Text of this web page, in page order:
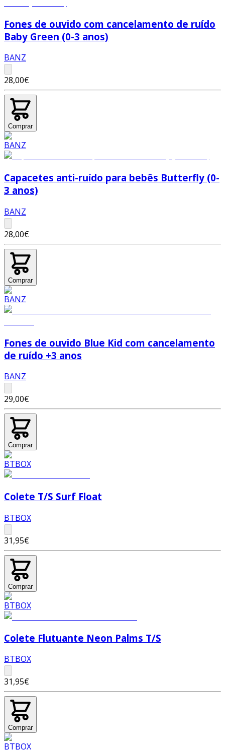
Fones de ouvido com cancelamento de ruído
Baby Green (0-3 anos)
BANZ
28,00€
Comprar
Capacetes anti-ruído para bebês Butterfly (0-
3 anos)
BANZ
28,00€
Comprar
Fones de ouvido Blue Kid com cancelamento
de ruído +3 anos
BANZ
29,00€
Comprar
Colete T/S Surf Float
BTBOX
31,95€
Comprar
Colete Flutuante Neon Palms T/S
BTBOX
31,95€
Comprar